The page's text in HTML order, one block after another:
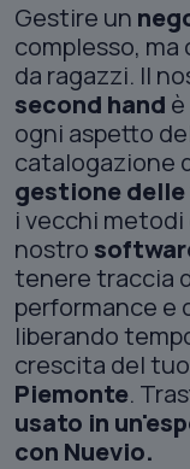
Gestire un
complesso, ma
da ragazzi. Il
second hand
ogni aspetto
catalogazione
gestionedelle
i vecchi metodi
nostro
tenere traccia
performance e
liberando
crescita del
Piemonte.
usato in
con Nuevio.